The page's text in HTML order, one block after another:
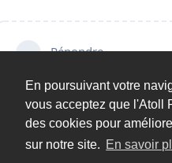
En poursuivant votre
vous acceptez que l'Atoll
des cookies pour
sur notre site. En savoir
Répondre…